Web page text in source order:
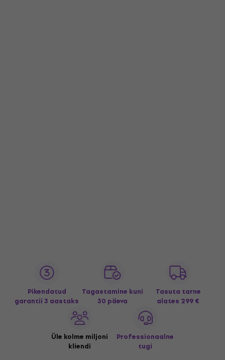
Pikendatud
garantii 3 aastaks
Tagastamine kuni
30 päeva
Tasuta tarne
alates 299 €
Üle kolme miljoni
kliendi
Professionaalne
tugi